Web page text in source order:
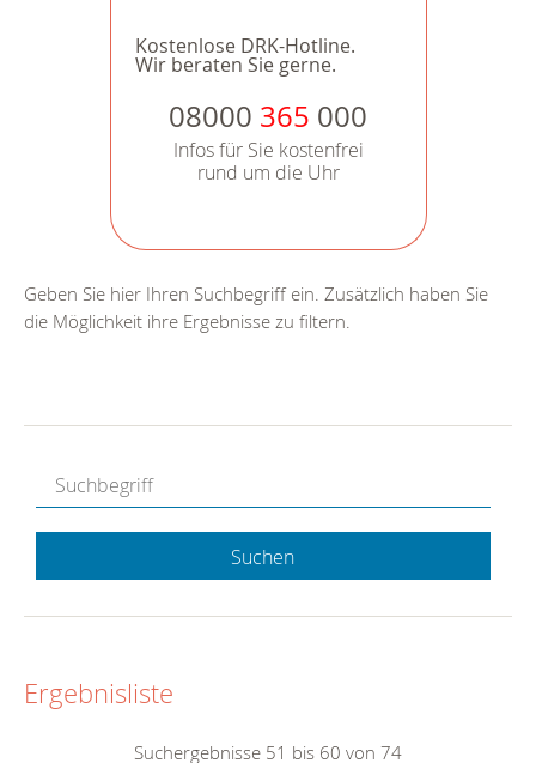
Kostenlose DRK-Hotline.
Wir beraten Sie gerne.
08000 365 000
Infos für Sie kostenfrei
rund um die Uhr
Geben Sie hier Ihren Suchbegriff ein. Zusätzlich haben Sie
die Möglichkeit ihre Ergebnisse zu filtern.
Suchen
Ergebnisliste
Suchergebnisse 51 bis 60 von 74